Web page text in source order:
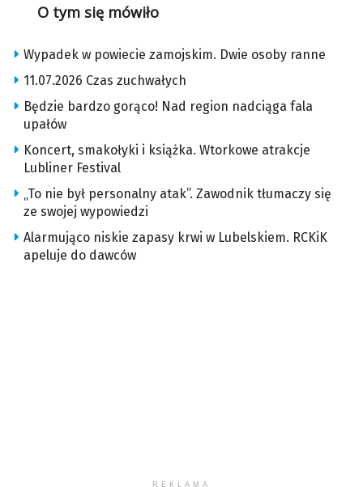
O tym się mówiło
Wypadek w powiecie zamojskim. Dwie osoby ranne
11.07.2026 Czas zuchwałych
Będzie bardzo gorąco! Nad region nadciąga fala
upałów
Koncert, smakołyki i książka. Wtorkowe atrakcje
Lubliner Festival
„To nie był personalny atak”. Zawodnik tłumaczy się
ze swojej wypowiedzi
Alarmująco niskie zapasy krwi w Lubelskiem. RCKiK
apeluje do dawców
REKLAMA